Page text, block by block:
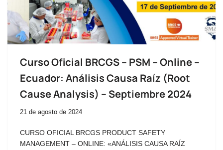
Curso Oficial BRCGS – PSM – Online –
Ecuador: Análisis Causa Raíz (Root
Cause Analysis) – Septiembre 2024
21 de agosto de 2024
CURSO OFICIAL BRCGS PRODUCT SAFETY
MANAGEMENT – ONLINE: «ANÁLISIS CAUSA RAÍZ